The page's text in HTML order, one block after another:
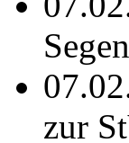
zur